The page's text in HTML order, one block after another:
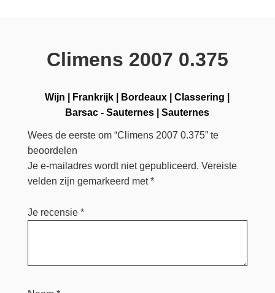
Climens 2007 0.375
Wijn Frankrijk Bordeaux |Classering
Barsac - Sauternes |Sauternes
Wees de eerste om “Climens 2007 0.375” te
beoordelen
Je e-mailadres wordt niet gepubliceerd. Vereiste
velden zijn gemarkeerd met*
Je recensie *